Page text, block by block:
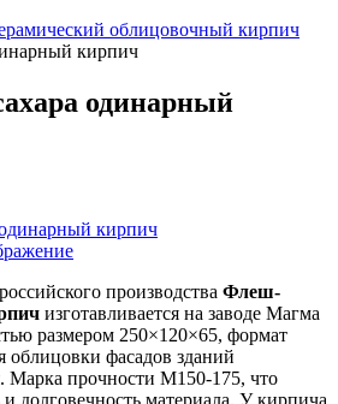
облицовочный кирпич
кирпич
одинарный
производства Флеш-
изготавливается на заводе Магма
размером 250×120×65, формат
фасадов зданий
Марка прочности М150-175, что
и долговечность материала. У кирпича